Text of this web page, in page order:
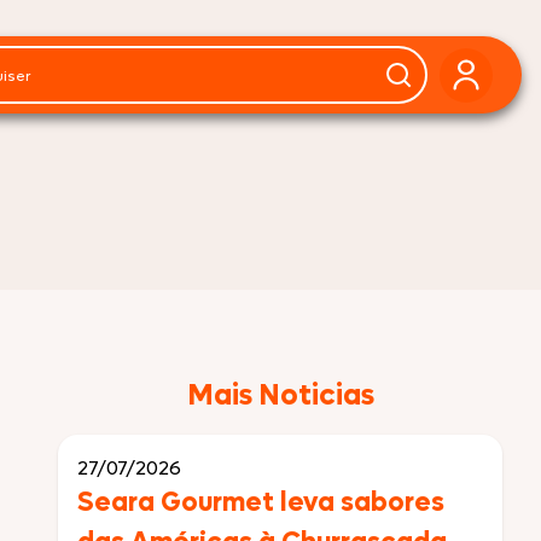
Mais Noticias
27/07/2026
Seara Gourmet leva sabores